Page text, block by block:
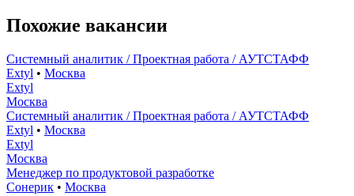
Похожие вакансии
Системный аналитик / Проектная работа / АУТСТАФФ
Extyl • Москва
Extyl
Москва
Системный аналитик / Проектная работа / АУТСТАФФ
Extyl • Москва
Extyl
Москва
Менеджер по продуктовой разработке
Сонерик • Москва